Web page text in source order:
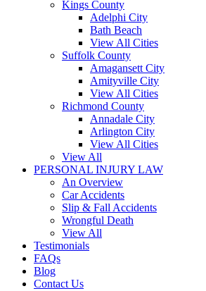
Kings County
Adelphi City
Bath Beach
View All Cities
Suffolk County
Amagansett City
Amityville City
View All Cities
Richmond County
Annadale City
Arlington City
View All Cities
View All
PERSONAL INJURY LAW
An Overview
Car Accidents
Slip & Fall Accidents
Wrongful Death
View All
Testimonials
FAQs
Blog
Contact Us